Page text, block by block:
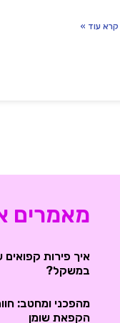
קרא עוד »
מאמרים
איך פירות קפואים
במשקל?
מהפכני ומחטב:
הקפאת שומן